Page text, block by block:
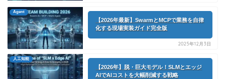
Agent
【2026年最新】SwarmとMCPで業務を自律
化する現場実装ガイド完全版
2025年12月3日
人工知能
【2026年】脱・巨大モデル！SLMとエッジ
AIでAIコストを大幅削減する戦略